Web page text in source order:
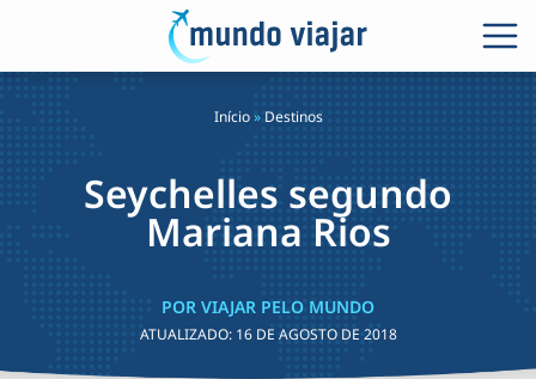
Início» Destinos
Seychelles segundo
Mariana Rios
POR VIAJAR PELO MUNDO
ATUALIZADO: 16 DE AGOSTO DE 2018